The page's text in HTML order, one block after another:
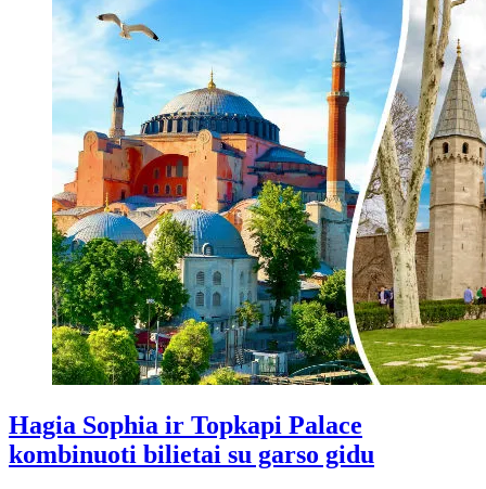
Hagia Sophia ir Topkapi Palace
kombinuoti bilietai su garso gidu